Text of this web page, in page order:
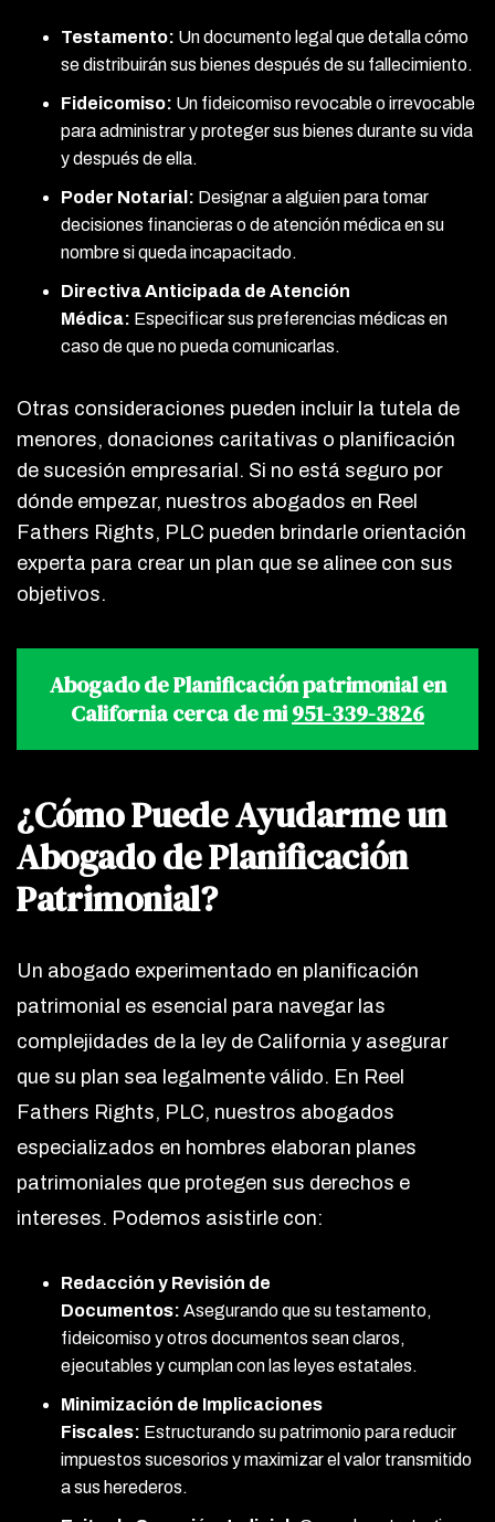
Testamento: Un documento legal que detalla cómo
se distribuirán sus bienes después de su fallecimiento.
Fideicomiso: Un fideicomiso revocable o irrevocable
para administrar y proteger sus bienes durante su vida
y después de ella.
Poder Notarial: Designar a alguien para tomar
decisiones financieras o de atención médica en su
nombre si queda incapacitado.
Directiva Anticipada de Atención
Médica: Especificar sus preferencias médicas en
caso de que no pueda comunicarlas.
Otras consideraciones pueden incluir la tutela de
menores, donaciones caritativas o planificación
de sucesión empresarial. Si no está seguro por
dónde empezar, nuestros abogados en Reel
Fathers Rights, PLC pueden brindarle orientación
experta para crear un plan que se alinee con sus
objetivos.
Abogado de Planificación patrimonial en
California cerca de mi951-339-3826
¿Cómo Puede Ayudarme un
Abogado de Planificación
Patrimonial?
Un abogado experimentado en planificación
patrimonial es esencial para navegar las
complejidades de la ley de California y asegurar
que su plan sea legalmente válido. En Reel
Fathers Rights, PLC, nuestros abogados
especializados en hombres elaboran planes
patrimoniales que protegen sus derechos e
intereses. Podemos asistirle con:
Redacción y Revisión de
Documentos: Asegurando que su testamento,
fideicomiso y otros documentos sean claros,
ejecutables y cumplan con las leyes estatales.
Minimización de Implicaciones
Fiscales: Estructurando su patrimonio para reducir
impuestos sucesorios y maximizar el valor transmitido
a sus herederos.